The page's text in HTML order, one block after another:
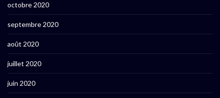
octobre 2020
septembre 2020
août 2020
juillet 2020
juin 2020